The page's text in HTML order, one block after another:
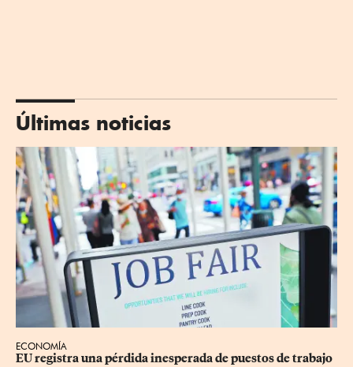
Últimas noticias
ECONOMÍA
EU registra una pérdida inesperada de puestos de trabajo